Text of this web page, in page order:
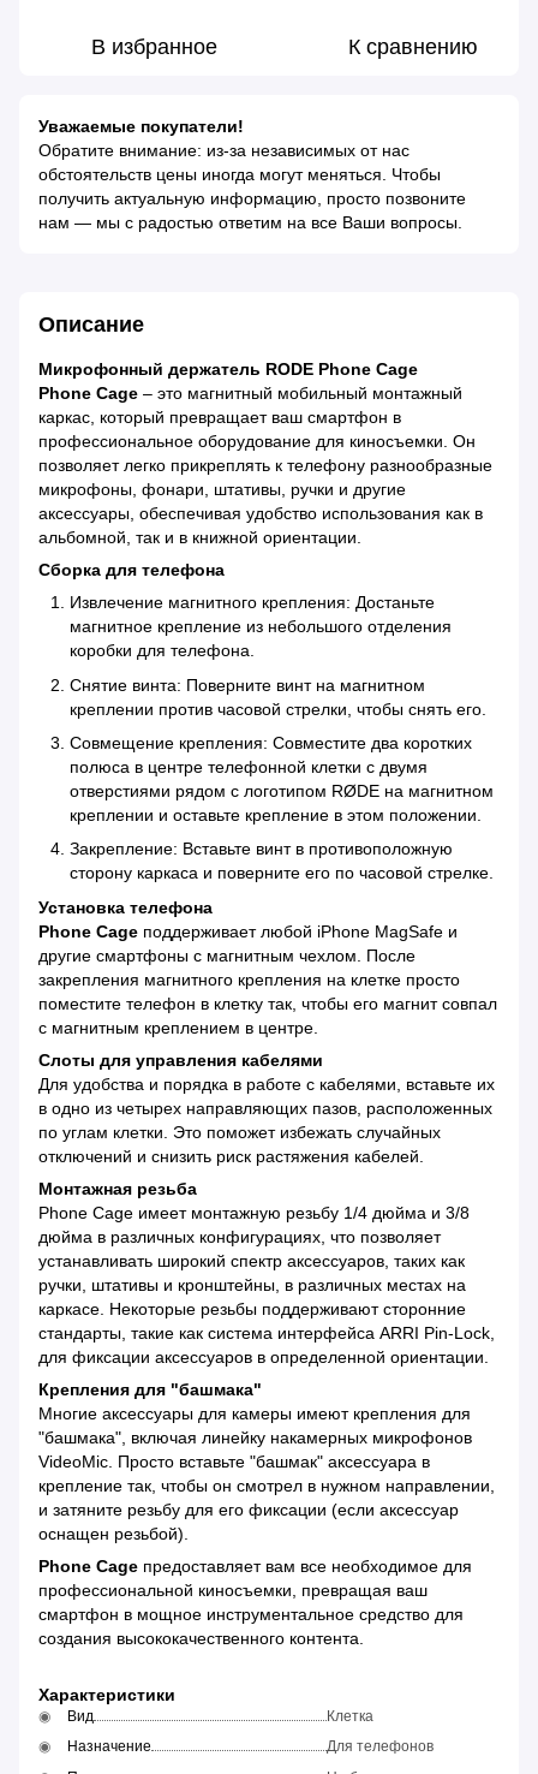
В избранное К сравнению
Уважаемые покупатели!
Обратите внимание: из-за независимых от нас
обстоятельств цены иногда могут меняться. Чтобы
получить актуальную информацию, просто позвоните
нам — мы с радостью ответим на все Ваши вопросы.
Описание
Микрофонный держатель RODE Phone Cage
Phone Cage – это магнитный мобильный монтажный
каркас, который превращает ваш смартфон в
профессиональное оборудование для киносъемки. Он
позволяет легко прикреплять к телефону разнообразные
микрофоны, фонари, штативы, ручки и другие
аксессуары, обеспечивая удобство использования как в
альбомной, так и в книжной ориентации.
Сборка для телефона
Извлечение магнитного крепления: Достаньте
магнитное крепление из небольшого отделения
коробки для телефона.
Снятие винта: Поверните винт на магнитном
креплении против часовой стрелки, чтобы снять его.
Совмещение крепления: Совместите два коротких
полюса в центре телефонной клетки с двумя
отверстиями рядом с логотипом RØDE на магнитном
креплении и оставьте крепление в этом положении.
Закрепление: Вставьте винт в противоположную
сторону каркаса и поверните его по часовой стрелке.
Установка телефона
Phone Cage поддерживает любой iPhone MagSafe и
другие смартфоны с магнитным чехлом. После
закрепления магнитного крепления на клетке просто
поместите телефон в клетку так, чтобы его магнит совпал
с магнитным креплением в центре.
Слоты для управления кабелями
Для удобства и порядка в работе с кабелями, вставьте их
в одно из четырех направляющих пазов, расположенных
по углам клетки. Это поможет избежать случайных
отключений и снизить риск растяжения кабелей.
Монтажная резьба
Phone Cage имеет монтажную резьбу 1/4 дюйма и 3/8
дюйма в различных конфигурациях, что позволяет
устанавливать широкий спектр аксессуаров, таких как
ручки, штативы и кронштейны, в различных местах на
каркасе. Некоторые резьбы поддерживают сторонние
стандарты, такие как система интерфейса ARRI Pin-Lock,
для фиксации аксессуаров в определенной ориентации.
Крепления для "башмака"
Многие аксессуары для камеры имеют крепления для
"башмака", включая линейку накамерных микрофонов
VideoMic. Просто вставьте "башмак" аксессуара в
крепление так, чтобы он смотрел в нужном направлении,
и затяните резьбу для его фиксации (если аксессуар
оснащен резьбой).
Phone Cage предоставляет вам все необходимое для
профессиональной киносъемки, превращая ваш
смартфон в мощное инструментальное средство для
создания высококачественного контента.
Характеристики
Вид
Клетка
Назначение
Для телефонов